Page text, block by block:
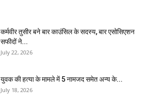
कर्मवीर तुसीर बने बार काउंसिल के सदस्य, बार एसोसिएशन
सफीदों ने...
July 22, 2026
युवक की हत्या के मामले में 5 नामजद समेत अन्य के...
July 18, 2026